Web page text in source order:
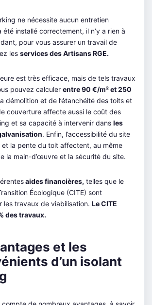
ne nécessite aucun entretien
été installé correctement, il n’y a rien à
pour vous assurer un travail de
les services des Artisans RGE.
est très efficace, mais de tels travaux
pouvez calculer entre 90 €/m² et 250
démolition et de l’étanchéité des toits et
couverture affecte aussi le coût des
et sa capacité à intervenir dans les
. Enfin, l’accessibilité du site
la pente du toit affectent, au même
la main-d’œuvre et la sécurité du site.
aides financières, telles que le
Écologique (CITE) sont
les travaux de viabilisation. Le CITE
des travaux.
et les
d’un isolant